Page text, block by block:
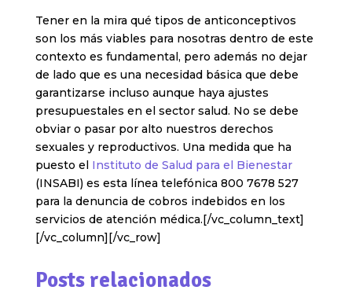
Tener en la mira qué tipos de anticonceptivos
son los más viables para nosotras dentro de este
contexto es fundamental, pero además no dejar
de lado que es una necesidad básica que debe
garantizarse incluso aunque haya ajustes
presupuestales en el sector salud. No se debe
obviar o pasar por alto nuestros derechos
sexuales y reproductivos. Una medida que ha
puesto el Instituto de Salud para el Bienestar
(INSABI) es esta línea telefónica 800 7678 527
para la denuncia de cobros indebidos en los
servicios de atención médica.[/vc_column_text]
[/vc_column][/vc_row]
Posts relacionados